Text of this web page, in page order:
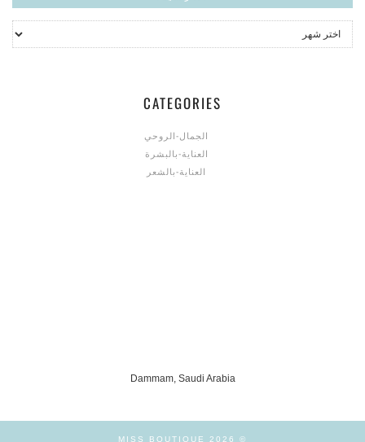
CATEGORIES
الجمال-الروحي
العناية-بالبشرة
العناية-بالشعر
Dammam, Saudi Arabia
© 2026
MISS BOUTIQUE